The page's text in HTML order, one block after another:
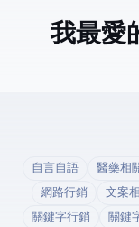
我最愛
自言自語 醫藥相
網路行銷
文案
關鍵字行銷
關鍵